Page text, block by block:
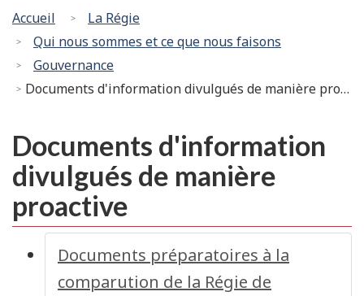
l’énergie
du
Canada
Vous
êtes
ici
Accueil
La Régie
Qui nous sommes et ce que nous faisons
Gouvernance
Documents d'information divulgués de manière proactive
Documents d'information
divulgués de manière
proactive
Documents préparatoires à la
comparution de la Régie de